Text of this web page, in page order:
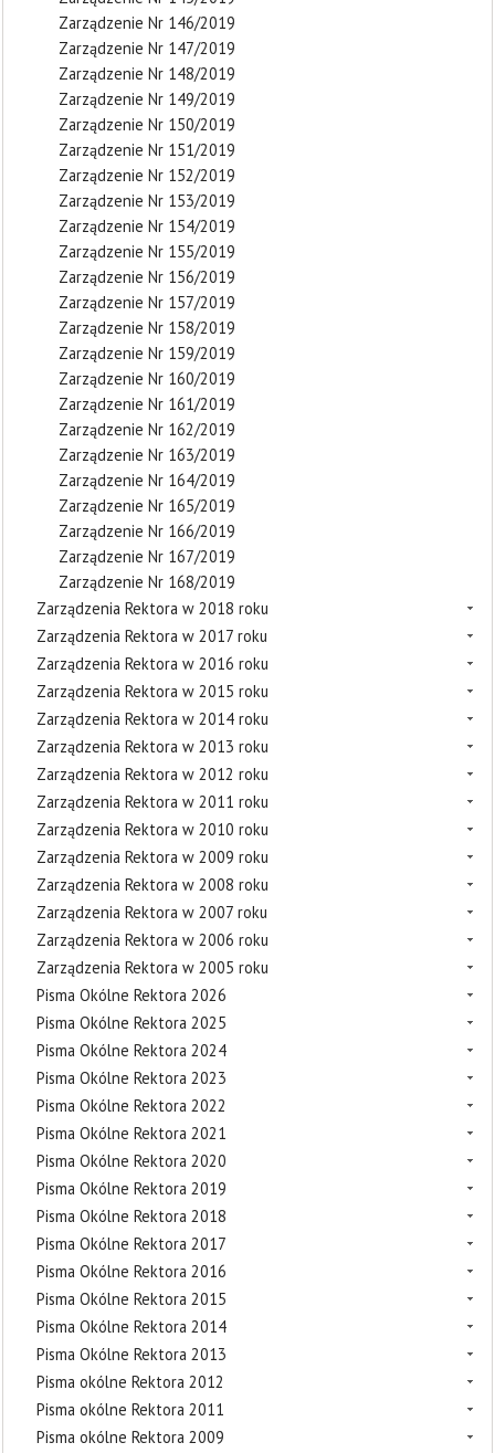
Zarządzenie Nr 146/2019
Zarządzenie Nr 147/2019
Zarządzenie Nr 148/2019
Zarządzenie Nr 149/2019
Zarządzenie Nr 150/2019
Zarządzenie Nr 151/2019
Zarządzenie Nr 152/2019
Zarządzenie Nr 153/2019
Zarządzenie Nr 154/2019
Zarządzenie Nr 155/2019
Zarządzenie Nr 156/2019
Zarządzenie Nr 157/2019
Zarządzenie Nr 158/2019
Zarządzenie Nr 159/2019
Zarządzenie Nr 160/2019
Zarządzenie Nr 161/2019
Zarządzenie Nr 162/2019
Zarządzenie Nr 163/2019
Zarządzenie Nr 164/2019
Zarządzenie Nr 165/2019
Zarządzenie Nr 166/2019
Zarządzenie Nr 167/2019
Zarządzenie Nr 168/2019
Zarządzenia Rektora w 2018 roku
Zarządzenia Rektora w 2017 roku
Zarządzenia Rektora w 2016 roku
Zarządzenia Rektora w 2015 roku
Zarządzenia Rektora w 2014 roku
Zarządzenia Rektora w 2013 roku
Zarządzenia Rektora w 2012 roku
Zarządzenia Rektora w 2011 roku
Zarządzenia Rektora w 2010 roku
Zarządzenia Rektora w 2009 roku
Zarządzenia Rektora w 2008 roku
Zarządzenia Rektora w 2007 roku
Zarządzenia Rektora w 2006 roku
Zarządzenia Rektora w 2005 roku
Pisma Okólne Rektora 2026
Pisma Okólne Rektora 2025
Pisma Okólne Rektora 2024
Pisma Okólne Rektora 2023
Pisma Okólne Rektora 2022
Pisma Okólne Rektora 2021
Pisma Okólne Rektora 2020
Pisma Okólne Rektora 2019
Pisma Okólne Rektora 2018
Pisma Okólne Rektora 2017
Pisma Okólne Rektora 2016
Pisma Okólne Rektora 2015
Pisma Okólne Rektora 2014
Pisma Okólne Rektora 2013
Pisma okólne Rektora 2012
Pisma okólne Rektora 2011
Pisma okólne Rektora 2009